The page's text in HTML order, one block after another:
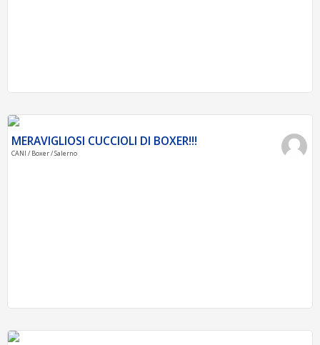
MERAVIGLIOSI CUCCIOLI DI BOXER!!!
CANI / Boxer / Salerno